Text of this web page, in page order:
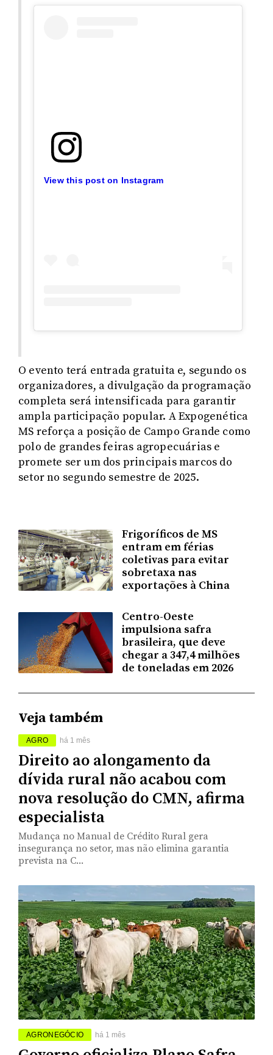
View this post on Instagram
O evento terá entrada gratuita e, segundo os
organizadores, a divulgação da programação
completa será intensificada para garantir
ampla participação popular. A Expogenética
MS reforça a posição de Campo Grande como
polo de grandes feiras agropecuárias e
promete ser um dos principais marcos do
setor no segundo semestre de 2025.
Frigoríficos de MS
entram em férias
coletivas para evitar
sobretaxa nas
exportações à China
Centro-Oeste
impulsiona safra
brasileira, que deve
chegar a 347,4 milhões
de toneladas em 2026
Veja também
AGRO há 1 mês
Direito ao alongamento da
dívida rural não acabou com
nova resolução do CMN, afirma
especialista
Mudança no Manual de Crédito Rural gera
insegurança no setor, mas não elimina garantia
prevista na C...
AGRONEGÓCIO há 1 mês